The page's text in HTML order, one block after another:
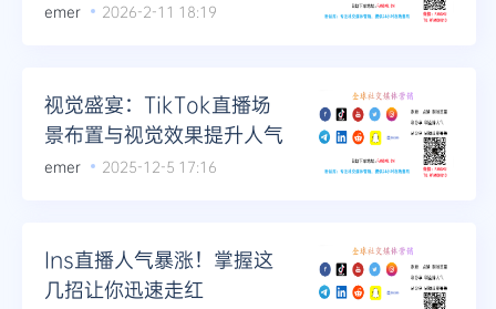
emer 2026-2-11 18:19
视觉盛宴：TikTok直播场
景布置与视觉效果提升人气
emer 2025-12-5 17:16
Ins直播人气暴涨！掌握这
几招让你迅速走红